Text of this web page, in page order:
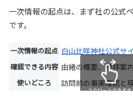
一次情報の起点は、まず社の公式
です。
一次情報の起点 白山比咩神社公式サ
確認できる内容 由緒の概要、参拝案
使いどころ 訪問前の事実確認と
スクロールできます